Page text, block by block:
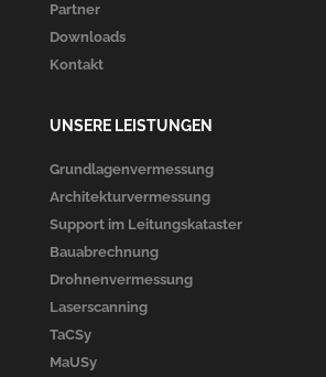
Partner
Downloads
Kontakt
UNSERE LEISTUNGEN
Grundlagenvermessung
Architekturvermessung
Support im Leitungskataster
Bauabrechnung
Drohnenvermessung
Laserscanning
TaCSy
MaUSy